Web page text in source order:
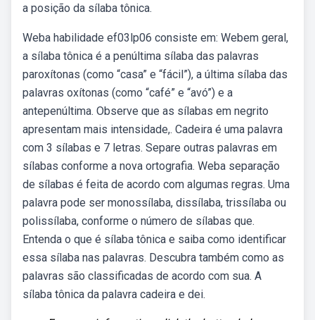
a posição da sílaba tônica.
Weba habilidade ef03lp06 consiste em: Webem geral,
a sílaba tônica é a penúltima sílaba das palavras
paroxítonas (como “casa” e “fácil”), a última sílaba das
palavras oxítonas (como “café” e “avó”) e a
antepenúltima. Observe que as sílabas em negrito
apresentam mais intensidade,. Cadeira é uma palavra
com 3 sílabas e 7 letras. Separe outras palavras em
sílabas conforme a nova ortografia. Weba separação
de sílabas é feita de acordo com algumas regras. Uma
palavra pode ser monossílaba, dissílaba, trissílaba ou
polissílaba, conforme o número de sílabas que.
Entenda o que é sílaba tônica e saiba como identificar
essa sílaba nas palavras. Descubra também como as
palavras são classificadas de acordo com sua. A
sílaba tônica da palavra cadeira e dei.